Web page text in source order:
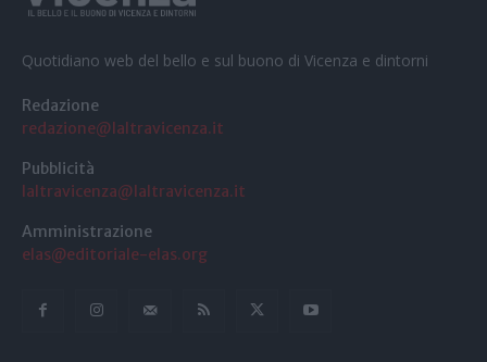
Quotidiano web del bello e sul buono di Vicenza e dintorni
Redazione
redazione@laltravicenza.it
Pubblicità
laltravicenza@laltravicenza.it
Amministrazione
elas@editoriale-elas.org